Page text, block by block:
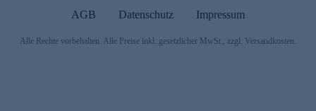
AGB Datenschutz Impressum
Alle Rechte vorbehalten. Alle Preise inkl. gesetzlicher MwSt., zzgl. Versandkosten.